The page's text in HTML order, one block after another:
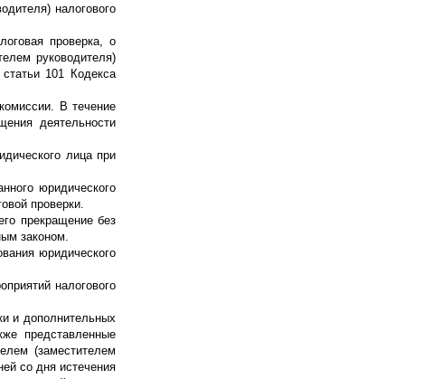
налогового
проверка, о
руководителя)
101 Кодекса
В течение
деятельности
лица при
юридического
проверки.
прекращение без
законом.
юридического
налогового
и дополнительных
представленные
(заместителем
со дня истечения